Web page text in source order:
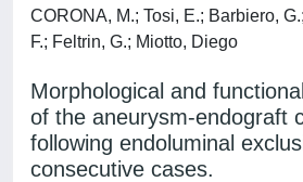
CORONA, M.; Tosi, E.; Barbiero,
F.; Feltrin, G.; Miotto, Diego
Morphological and
of the aneurysm-endograft
following endoluminal
consecutive cases.